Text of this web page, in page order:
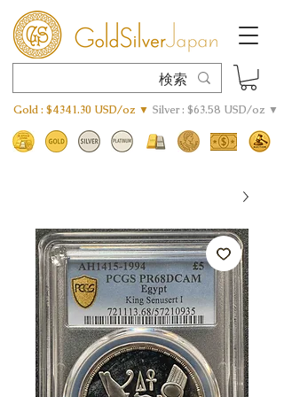
Gold : $4341.30 USD/oz ▼ Silver : $63.58 USD/oz ▼